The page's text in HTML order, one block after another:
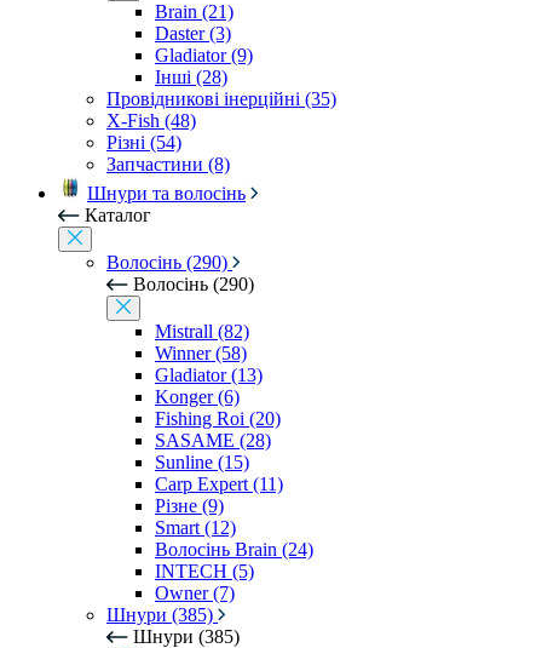
Brain (21)
Daster (3)
Gladiator (9)
Інші (28)
Провідникові інерційні (35)
X-Fish (48)
Різні (54)
Запчастини (8)
Шнури та волосінь
Каталог
Волосінь (290)
Волосінь (290)
Mistrall (82)
Winner (58)
Gladiator (13)
Konger (6)
Fishing Roi (20)
SASAME (28)
Sunline (15)
Carp Expert (11)
Різне (9)
Smart (12)
Волосінь Brain (24)
INTECH (5)
Owner (7)
Шнури (385)
Шнури (385)